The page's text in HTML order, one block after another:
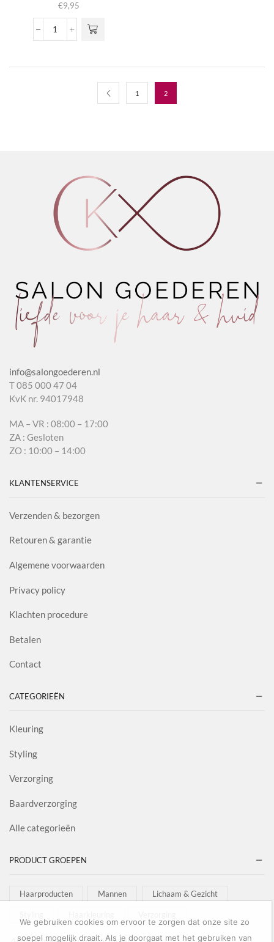
€9,95
Vitamin
aantal
1 2
info@salongoederen.nl
T 085 000 47 04
KvK nr. 94017948
MA – VR : 08:00 – 17:00
ZA : Gesloten
ZO : 10:00 – 14:00
KLANTENSERVICE
Verzenden & bezorgen
Retouren & garantie
Algemene voorwaarden
Privacy policy
Klachten procedure
Betalen
Contact
CATEGORIEËN
Kleuring
Styling
Verzorging
Baardverzorging
Alle categorieën
PRODUCT GROEPEN
Haarproducten Mannen Lichaam & Gezicht
We gebruiken cookies om ervoor te zorgen dat onze site zo
soepel mogelijk draait. Als je doorgaat met het gebruiken van